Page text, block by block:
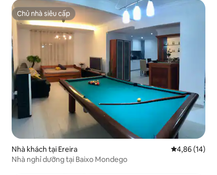
Chủ nhà siêu cấp
Chủ nhà siêu cấp
Nhà khách tại Ereira Xếp hạng
4,86 (14)
Nhà nghỉ dưỡng tại Baixo Mondego